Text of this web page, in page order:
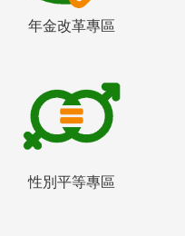
年金改革專區
性別平等專區